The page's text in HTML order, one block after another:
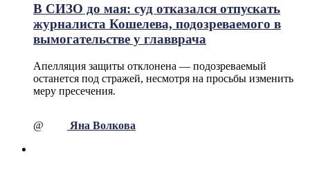
В СИЗО до мая: суд отказался отпускать
журналиста Кошелева, подозреваемого в
вымогательстве у главврача
Апелляция защиты отклонена — подозреваемый
останется под стражей, несмотря на просьбы изменить
меру пресечения.
@ Яна Волкова